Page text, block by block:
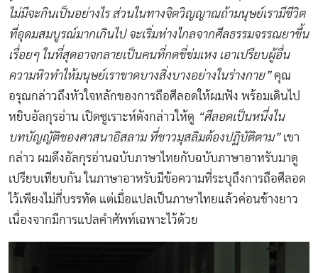
ไม่มีจะกินเป็นอย่างไร ส่วนในทางจิตวิญญาณถ้ามนุษย์เรามีชีวิต
ที่อุดมสมบูรณ์มากเกินไป จะเริ่มห่างไกลจากศีลธรรมจรรณยาขึ้น
เรื่อยๆ ในที่สุดอาจกลายเป็นคนที่กดขี่ข่มเหง เอาเปรียบผู้อื่น
ความหิวทำให้มนุษย์เราขาดบางสิ่งบางอย่างในร่างกาย”คุณ
อรุณกล่าวถึงหัวใจหลักของการถือศีลอดให้ผมฟัง พร้อมเดินไป
หยิบอัลกุรอ่าน เปิดซูเราะห์ดังกล่าวให้ดู “ศีลอดเป็นหนึ่งใน
บทบัญญัติของศาสนาอิสลาม ที่ชาวมุสลิมต้องปฏิบัติตาม”เขา
กล่าว ผมดึงอัลกุรอ่านฉบับภาษาไทยกับฉบับภาษาอาหรับมาดู
เปรียบเทียบกัน ในภาษาอาหรับมีข้อความที่ระบุถึงการถือศีลอด
ไว้เพียงไม่กี่บรรทัด แต่เมื่อแปลเป็นภาษาไทยแล้วค่อนข้างยาว
เนื่องจากมีการแปลคำศัพท์เฉพาะไว้ด้วย